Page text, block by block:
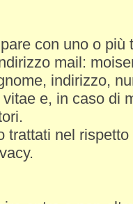
con uno o più
mail:
indirizzo,
e, in caso di
trattati nel